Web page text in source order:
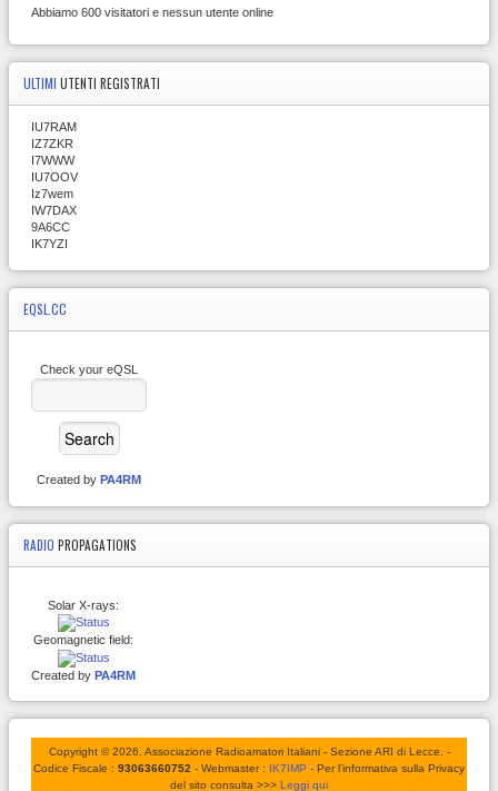
Abbiamo 600 visitatori e nessun utente online
ULTIMI UTENTI REGISTRATI
IU7RAM
IZ7ZKR
I7WWW
IU7OOV
Iz7wem
IW7DAX
9A6CC
IK7YZI
EQSL.CC
Check your eQSL
Created by PA4RM
RADIO PROPAGATIONS
Solar X-rays:
Geomagnetic field:
Created by PA4RM
Copyright © 2026. Associazione Radioamatori Italiani - Sezione ARI di Lecce. -
Codice Fiscale : 93063660752 - Webmaster : IK7IMP - Per l'informativa sulla Privacy
del sito consulta >>> Leggi qui